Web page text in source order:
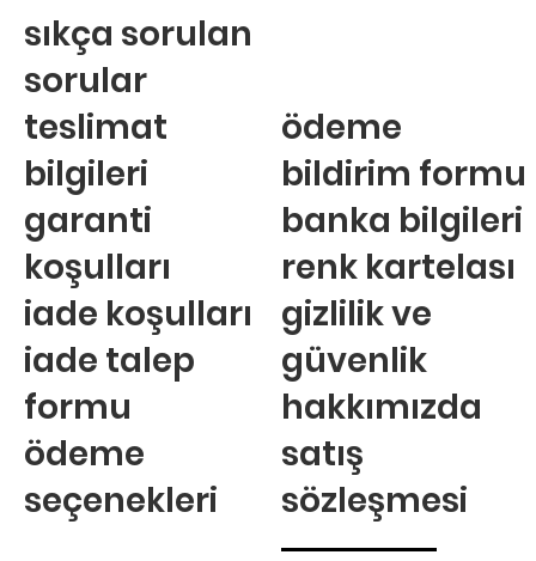
sıkça sorulan
sorular
teslimat
bilgileri
garanti
koşulları
iade koşulları
iade talep
formu
ödeme
seçenekleri
ödeme
bildirim formu
banka bilgileri
renk kartelası
gizlilik ve
güvenlik
hakkımızda
satış
sözleşmesi